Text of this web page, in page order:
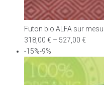
Futon bio ALFA sur
318,00 € – 527,00 €
-15%-9%